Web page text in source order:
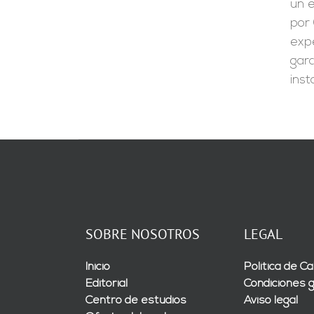
un
por
SOBRE NOSOTROS
Inicio
Editorial
Centro de estudios
LEGAL
Política de
Condiciones
Aviso legal